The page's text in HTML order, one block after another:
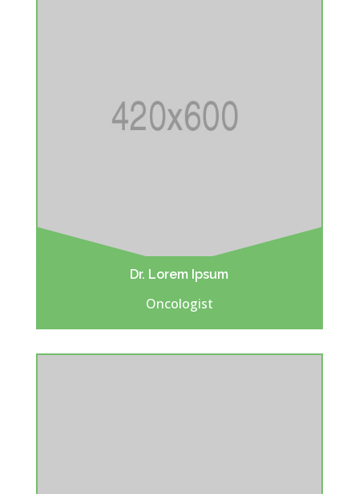
Dr. Lorem Ipsum
Oncologist